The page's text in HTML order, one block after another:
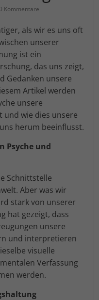
0 Kommentare
als wir es uns oft
unserer
ist ein
das uns zeigt,
Gedanken unsere
Artikel werden
unsere
und wie dies unsere
herum beeinflusst.
Psyche und
Schnittstelle
Aber was wir
stark von unserer
hat gezeigt, dass
unsere
und interpretieren
visuelle
Verfassung
werden.
Kategorien geben
anzeigen
Funktionen
der Website
anzeigen
oder
Werbung
Besucher über
anzeigen
An
Media-Plattformen
Cookies von
bedarf der Zugriff auf
mehr.
anzeigen